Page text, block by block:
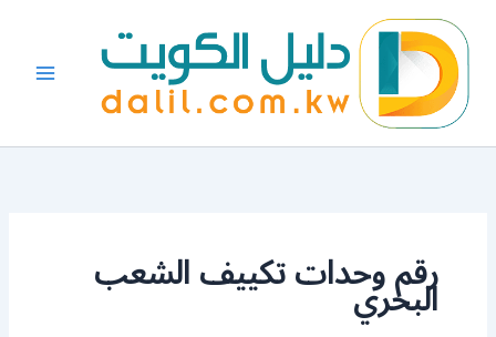
المحتوى
رقم وحدات تكييف الشعب
البحري